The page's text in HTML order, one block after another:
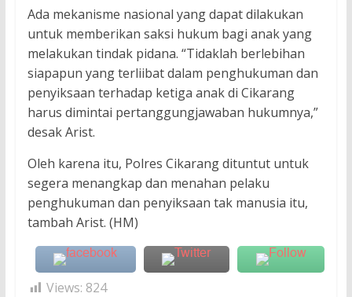
Ada mekanisme nasional yang dapat dilakukan
untuk memberikan saksi hukum bagi anak yang
melakukan tindak pidana. “Tidaklah berlebihan
siapapun yang terliibat dalam penghukuman dan
penyiksaan terhadap ketiga anak di Cikarang
harus dimintai pertanggungjawaban hukumnya,”
desak Arist.
Oleh karena itu, Polres Cikarang dituntut untuk
segera menangkap dan menahan pelaku
penghukuman dan penyiksaan tak manusia itu,
tambah Arist. (HM)
Views: 824